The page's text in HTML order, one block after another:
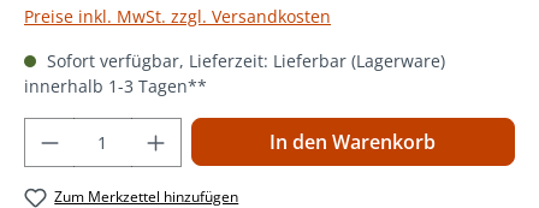
Preise inkl. MwSt. zzgl. Versandkosten
Sofort verfügbar, Lieferzeit: Lieferbar (Lagerware)
innerhalb 1-3 Tagen**
Produkt Anzahl: Gib den gewünschten
In den Warenkorb
Zum Merkzettel hinzufügen